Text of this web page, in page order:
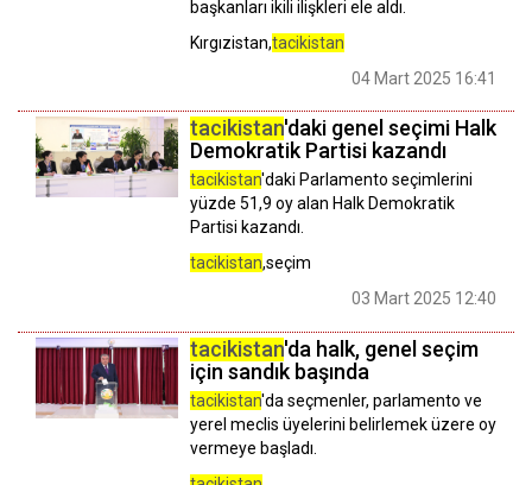
başkanları ikili ilişkleri ele aldı.
Kırgızistan,tacikistan
04 Mart 2025 16:41
tacikistan'daki genel seçimi Halk
Demokratik Partisi kazandı
tacikistan'daki Parlamento seçimlerini
yüzde 51,9 oy alan Halk Demokratik
Partisi kazandı.
tacikistan,seçim
03 Mart 2025 12:40
tacikistan'da halk, genel seçim
için sandık başında
tacikistan'da seçmenler, parlamento ve
yerel meclis üyelerini belirlemek üzere oy
vermeye başladı.